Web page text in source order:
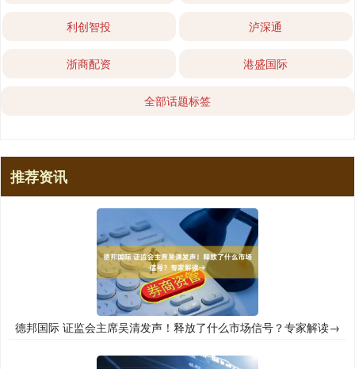
利创智投 泸深通
浙商配资 港盛国际
全部话题标签
推荐资讯
德邦国际 证监会主席吴清发声！释放了什么市场信号？专家解读→